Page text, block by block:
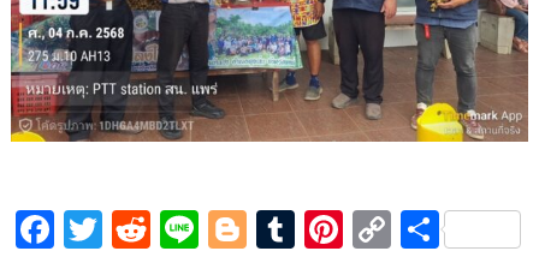
F T R Li Bl T Pi C S